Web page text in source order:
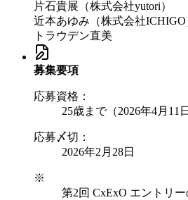
片石貴展（株式会社yutori）
近本あゆみ（株式会社ICHIGO
トラウデン直美
募集要項
応募資格：
25歳まで（2026年4月11
応募〆切：
2026年2月28日
※
第2回 CxExO エントリ